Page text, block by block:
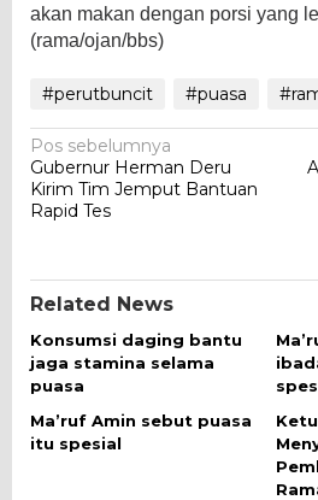
akan makan dengan porsi yang
(rama/ojan/bbs)
#perutbuncit #puasa
Navigasi
pos
Pos sebelumnya
Gubernur Herman Deru
Kirim Tim Jemput Bantuan
Rapid Tes
Related News
Konsumsi daging bantu
jaga stamina selama
puasa
Ma’ruf Amin sebut puasa
itu spesial